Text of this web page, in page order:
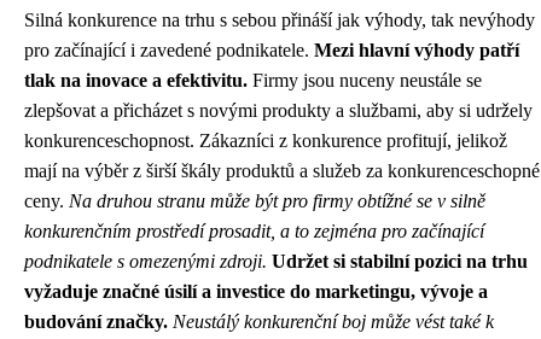
Silná konkurence na trhu s sebou přináší jak výhody, tak nevýhody
pro začínající i zavedené podnikatele. Mezi hlavní výhody patří
tlak na inovace a efektivitu. Firmy jsou nuceny neustále se
zlepšovat a přicházet s novými produkty a službami, aby si udržely
konkurenceschopnost. Zákazníci z konkurence profitují, jelikož
mají na výběr z širší škály produktů a služeb za konkurenceschopné
ceny. Na druhou stranu může být pro firmy obtížné se v silně
konkurenčním prostředí prosadit, a to zejména pro začínající
podnikatele s omezenými zdroji. Udržet si stabilní pozici na trhu
vyžaduje značné úsilí a investice do marketingu, vývoje a
budování značky. Neustálý konkurenční boj může vést také k